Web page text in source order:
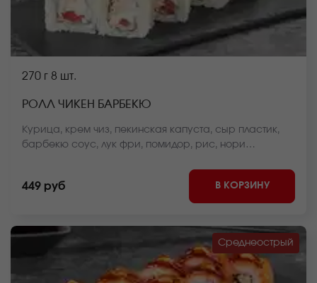
270 г 8 шт.
РОЛЛ ЧИКЕН БАРБЕКЮ
Курица, крем чиз, пекинская капуста, сыр пластик,
барбекю соус, лук фри, помидор, рис, нори
449 руб В КОРЗИНУ
Среднеострый